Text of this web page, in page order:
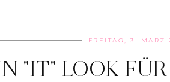
FREITAG, 3. MÄRZ
"IT" LOOK